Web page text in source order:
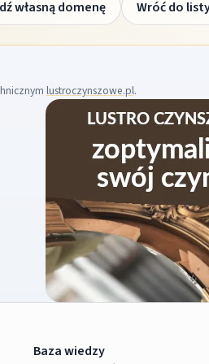
własną domenę Wróć do
lustroczynszowe.pl.
Baza wiedzy